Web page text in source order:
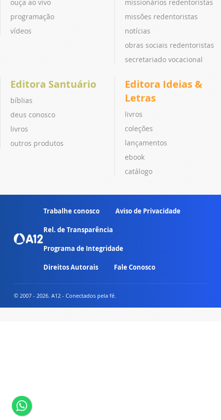
ouça ao vivo
programação
vídeos
missionários redentoristas
missões redentoristas
notícias
obras sociais redentoristas
secretariado vocacional
Editora Santuário
bíblias
deus conosco
livros
outros produtos
Editora Ideias &
Letras
livros
coleções
lançamentos
ebook
catálogo
Trabalhe conosco Aviso de Privacidade
Rel. de Transparência
Programa de Integridade
Direitos Autorais Fale Conosco
© 2007 - 2026. A12 - Conectados pela fé.